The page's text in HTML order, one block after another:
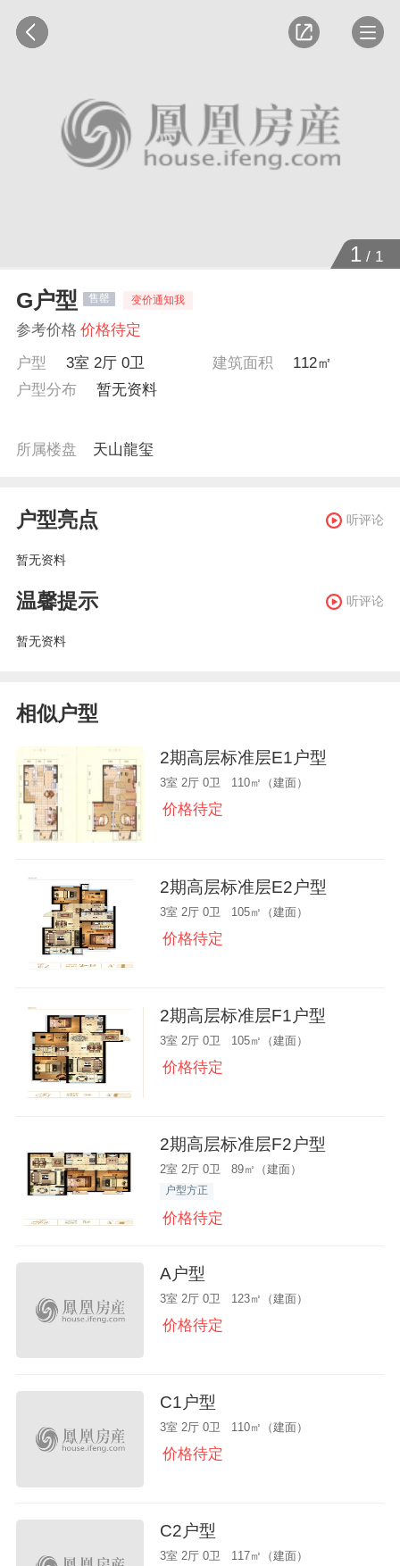
1/ 1
G户型 售罄 变价通知我
参考价格 价格待定
户型
3室 2厅 0卫 建筑面积
112㎡
户型分布
暂无资料
所属楼盘 天山龍玺
户型亮点 听评论
暂无资料
温馨提示 听评论
暂无资料
相似户型
2期高层标准层E1户型
3室 2厅 0卫 110㎡（建面）
价格待定
2期高层标准层E2户型
3室 2厅 0卫 105㎡（建面）
价格待定
2期高层标准层F1户型
3室 2厅 0卫 105㎡（建面）
价格待定
2期高层标准层F2户型
2室 2厅 0卫 89㎡（建面）
户型方正
价格待定
A户型
3室 2厅 0卫 123㎡（建面）
价格待定
C1户型
3室 2厅 0卫 110㎡（建面）
价格待定
C2户型
3室 2厅 0卫 117㎡（建面）